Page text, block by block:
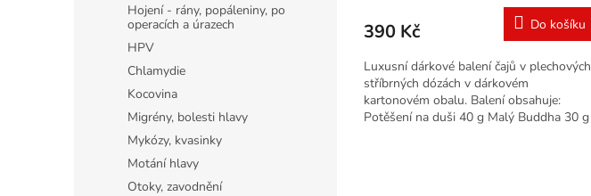
Hojení - rány, popáleniny, po
operacích a úrazech
HPV
Chlamydie
Kocovina
Migrény, bolesti hlavy
Mykózy, kvasinky
Motání hlavy
Otoky, zavodnění
390 Kč Do košíku
Luxusní dárkové balení čajů v plechových
stříbrných dózách v dárkovém
kartonovém obalu. Balení obsahuje:
Potěšení na duši 40 g Malý Buddha 30 g